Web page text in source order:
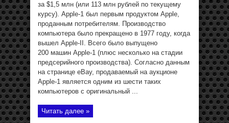
за $1,5 млн (или 113 млн рублей по текущему
курсу). Apple-1 был первым продуктом Apple,
проданным потребителям. Производство
компьютера было прекращено в 1977 году, когда
вышел Apple-II. Всего было выпущено
200 машин Apple-1 (плюс несколько на стадии
предсерийного производства). Согласно данным
на странице eBay, продаваемый на аукционе
Apple-1 является одним из шести таких
компьютеров с оригинальный ...
Читать далее »